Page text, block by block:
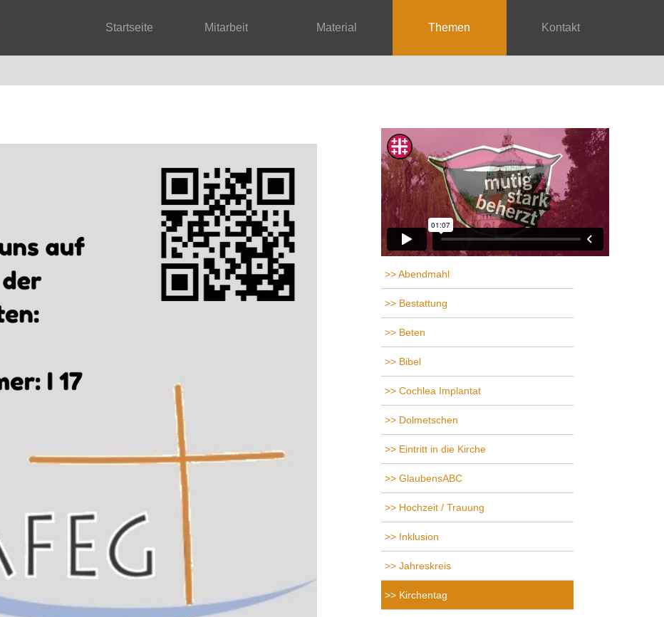
Startseite Mitarbeit Material Themen Kontakt
Abendmahl
Bestattung
Beten
Bibel
Cochlea Implantat
Dolmetschen
Eintritt in die Kirche
GlaubensABC
Hochzeit / Trauung
Inklusion
Jahreskreis
Kirchentag